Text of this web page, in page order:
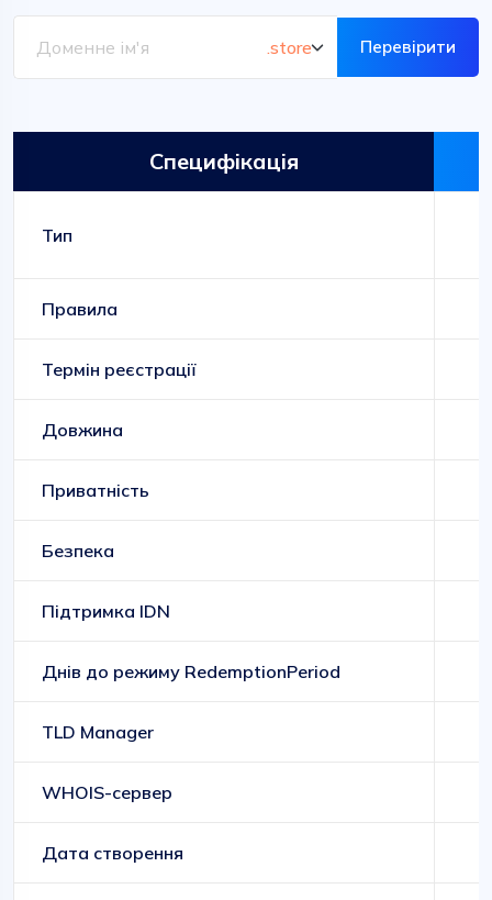
Перевірити
Специфікація
Тип
Правила
Термін реєстрації
Довжина
Приватність
Безпека
Підтримка IDN
Днів до режиму RedemptionPeriod
TLD Manager
WHOIS-сервер
Дата створення